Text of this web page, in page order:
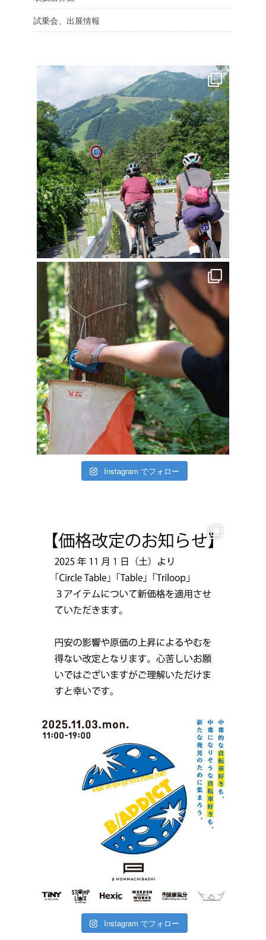
試乗会、出展情報
Instagram でフォロー
Instagram でフォロー